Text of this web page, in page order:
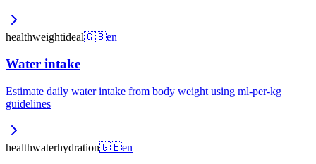
healthweightideal🇬🇧en
Water intake
Estimate daily water intake from body weight using ml-per-kg
guidelines
healthwaterhydration🇬🇧en